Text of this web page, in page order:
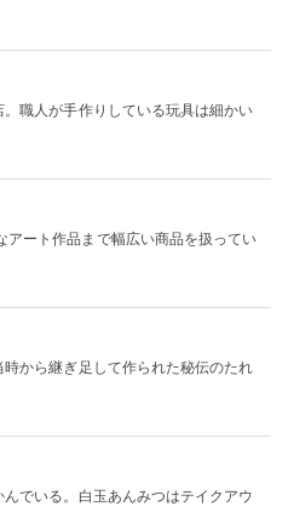
職人が手作りしている玩具は細かい
ート作品まで幅広い商品を扱ってい
から継ぎ足して作られた秘伝のたれ
でいる。白玉あんみつはテイクアウ